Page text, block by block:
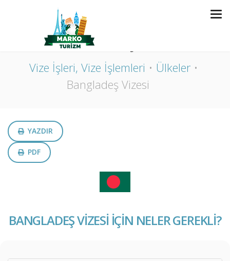
BANGLADEŞ VIZESI
Vize İşleri, Vize İşlemleri
Ülkeler
Bangladeş Vizesi
YAZDIR
PDF
BANGLADEŞ VİZESİ İÇİN NELER GEREKLİ?